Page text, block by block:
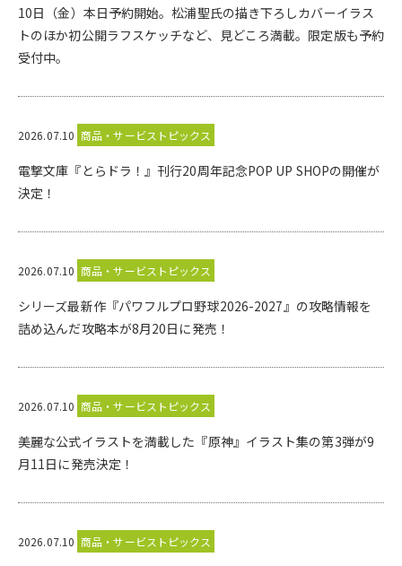
10日（金）本日予約開始。松浦聖氏の描き下ろしカバーイラス
トのほか初公開ラフスケッチなど、見どころ満載。限定版も予約
受付中。
2026.07.10 商品・サービストピックス
電撃文庫『とらドラ！』刊行20周年記念POP UP SHOPの開催が
決定！
2026.07.10 商品・サービストピックス
シリーズ最新作『パワフルプロ野球2026-2027』の攻略情報を
詰め込んだ攻略本が8月20日に発売！
2026.07.10 商品・サービストピックス
美麗な公式イラストを満載した『原神』イラスト集の第3弾が9
月11日に発売決定！
2026.07.10 商品・サービストピックス